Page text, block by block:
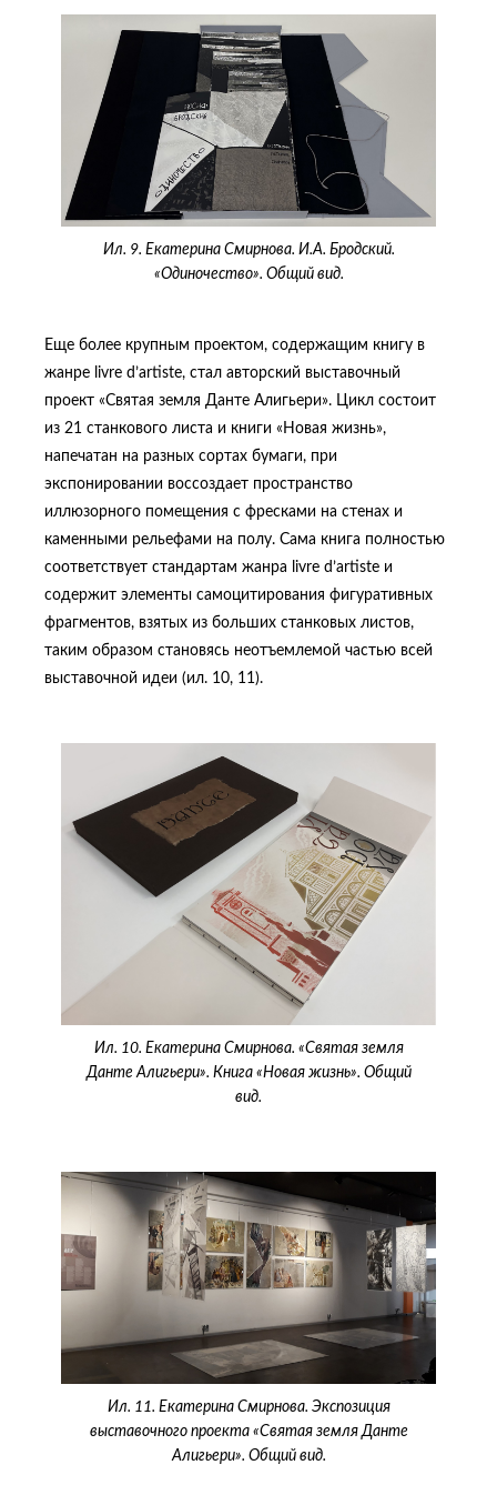
Ил. 9. Екатерина Смирнова. И.А. Бродский.
«Одиночество». Общий вид.
Еще более крупным проектом, содержащим книгу в
жанре livre d’artiste, стал авторский выставочный
проект «Святая земля Данте Алигьери». Цикл состоит
из 21 станкового листа и книги «Новая жизнь»,
напечатан на разных сортах бумаги, при
экспонировании воссоздает пространство
иллюзорного помещения с фресками на стенах и
каменными рельефами на полу. Сама книга полностью
соответствует стандартам жанра livre d’artiste и
содержит элементы самоцитирования фигуративных
фрагментов, взятых из больших станковых листов,
таким образом становясь неотъемлемой частью всей
выставочной идеи (ил. 10, 11).
Ил. 10. Екатерина Смирнова. «Святая земля
Данте Алигьери». Книга «Новая жизнь». Общий
вид.
Ил. 11. Екатерина Смирнова. Экспозиция
выставочного проекта «Святая земля Данте
Алигьери». Общий вид.